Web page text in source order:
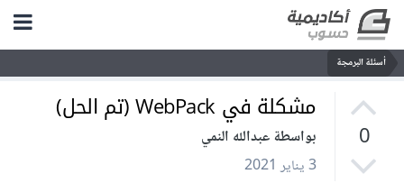
أسئلة البرمجة
0
مشكلة في WebPack (تم الحل)
بواسطة عبدالله النمي
3 يناير 2021